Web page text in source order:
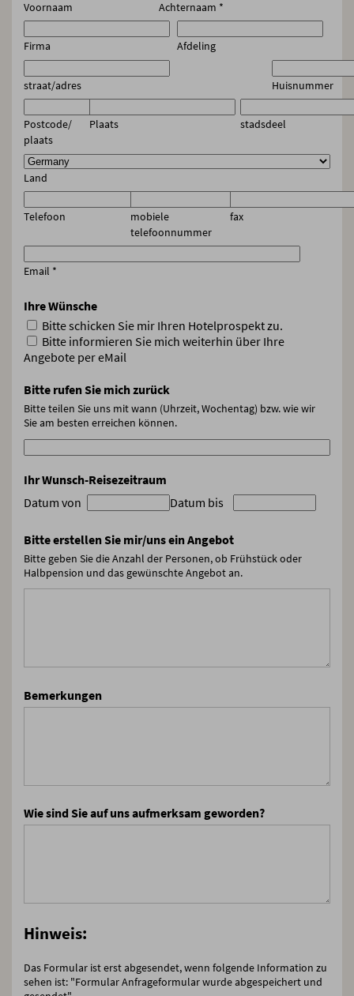
Voornaam Achternaam *
Firma Afdeling
straat/adres Huisnummer
Postcode/
plaats
Plaats stadsdeel
Land
Telefoon
mobiele
telefoonnummer
fax
Email *
Ihre Wünsche
Bitte schicken Sie mir Ihren Hotelprospekt zu.
Bitte informieren Sie mich weiterhin über Ihre
Angebote per eMail
Bitte rufen Sie mich zurück
Bitte teilen Sie uns mit wann (Uhrzeit, Wochentag) bzw. wie wir
Sie am besten erreichen können.
Ihr Wunsch-Reisezeitraum
Datum von
Datum bis
Bitte erstellen Sie mir/uns ein Angebot
Bitte geben Sie die Anzahl der Personen, ob Frühstück oder
Halbpension und das gewünschte Angebot an.
Bemerkungen
Wie sind Sie auf uns aufmerksam geworden?
Hinweis:
Das Formular ist erst abgesendet, wenn folgende Information zu
sehen ist: "Formular Anfrageformular wurde abgespeichert und